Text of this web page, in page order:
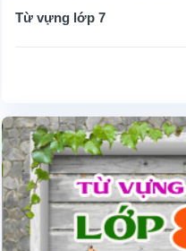
Từ vựng lớp 7